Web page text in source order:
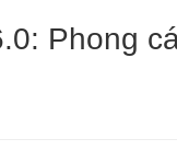
Phong